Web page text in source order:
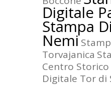
Digitale
Stampa
Nemi
Torvajanica
Centro Storico
Digitale Tor di